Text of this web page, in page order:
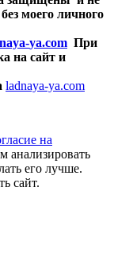
моего личного
ya.com При
на сайт и
ladnaya-ya.com
на
анализировать
его лучше.
сайт.